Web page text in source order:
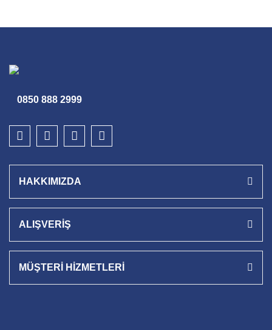
0850 888 2999
HAKKIMIZDA
ALIŞVERİŞ
MÜŞTERİ HİZMETLERİ